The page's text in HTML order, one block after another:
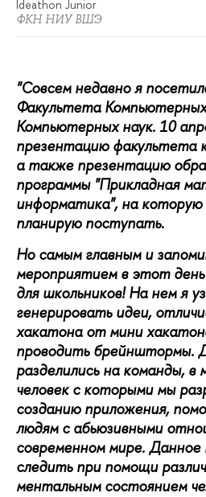
Ideathon Junior
ФКН НИУ ВШЭ
"Совсем недавно я
Факультета
Компьютерных наук. 10
презентацию факультета
а также презентацию
программы "Прикладная
информатика", на
планирую поступать.
Но самым главным и
мероприятием в этот
для школьников! На нем я
генерировать идеи,
хакатона от мини
проводить брейнштормы.
разделились на команды,
человек с которыми мы
созданию приложения,
людям с абьюзивными
современном мире.
следить при помощи
ментальным состоянием